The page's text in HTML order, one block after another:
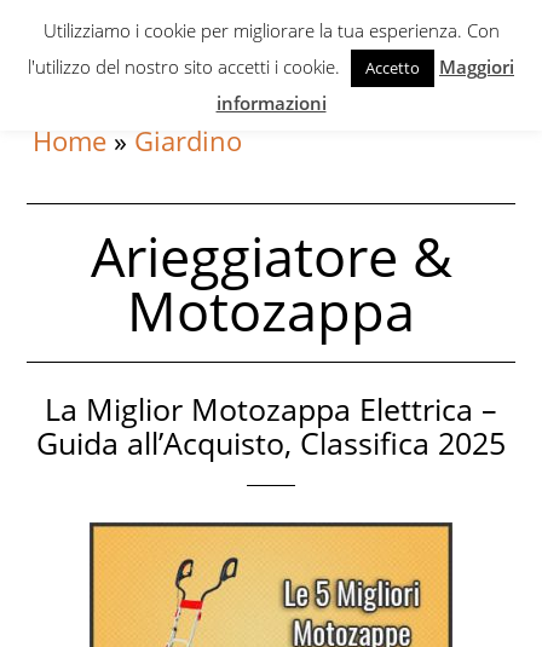
Skip
navigation
Skip
Home » Giardino
Arieggiatore &
Motozappa
La Miglior Motozappa Elettrica –
Guida all’Acquisto, Classifica 2025
Utilizziamo i cookie per migliorare la tua esperienza. Con
l'utilizzo del nostro sito accetti i cookie.
Accetto
Maggiori
informazioni